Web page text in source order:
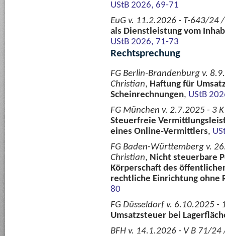
UStB 2026, 69-71
EuG v. 11.2.2026 - T-643/24
als Dienstleistung vom
UStB 2026, 71-73
Rechtsprechung
FG Berlin-Brandenburg v.
Christian, Haftung für
Scheinrechnungen, UStB
FG München v. 2.7.2025 - 3
Steuerfreie
eines Online-Vermittlers,
FG Baden-Württemberg v.
Christian, Nicht steuerbare
Körperschaft des
rechtliche Einrichtung ohne
80
FG Düsseldorf v. 6.10.2025 -
Umsatzsteuer bei
BFH v. 14.1.2026 - V B 71/